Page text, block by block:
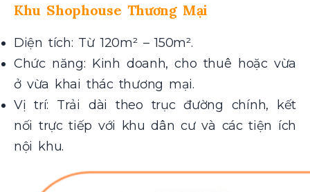
Khu Shophouse Thương Mại
Diện tích: Từ 120m² – 150m².
Chức năng: Kinh doanh, cho thuê hoặc vừa
ở vừa khai thác thương mại.
Vị trí: Trải dài theo trục đường chính, kết
nối trực tiếp với khu dân cư và các tiện ích
nội khu.